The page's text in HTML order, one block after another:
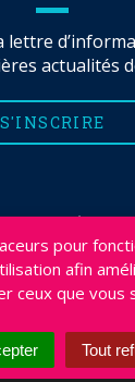
pour
afin
ceux que vous
Tout
lettre
actualités
S'INSCRIRE
LÉGALES
DU SITE
CRÉDITS
PROJETS
: NON